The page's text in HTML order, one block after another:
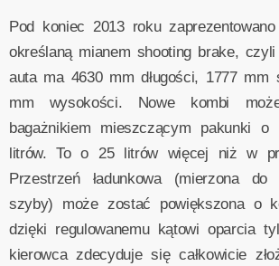
Pod koniec 2013 roku
określaną mianem shooting brake,
auta ma 4630 mm długości, 1777 mm
mm wysokości. Nowe kombi
bagażnikiem mieszczącym pakunki
litrów. To o 25 litrów więcej niż w
Przestrzeń ładunkowa (mierzona
szyby) może zostać powiększona o
dzięki regulowanemu kątowi oparcia
kierowca zdecyduje się całkowicie